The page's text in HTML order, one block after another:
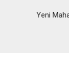
Yeni